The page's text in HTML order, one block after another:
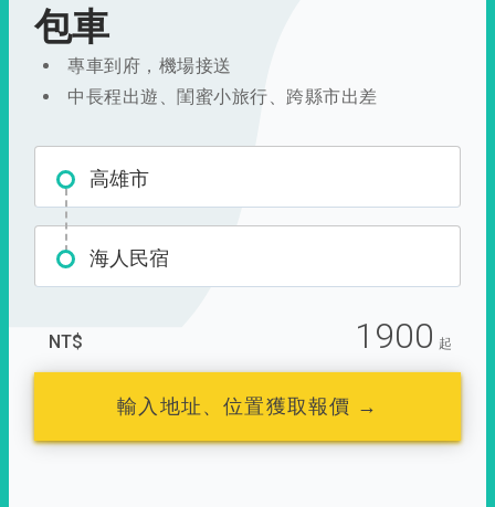
包車
專車到府，機場接送
中長程出遊、閨蜜小旅行、跨縣市出差
高雄市
海人民宿
NT$ 1900 起
輸入地址、位置獲取報價 →